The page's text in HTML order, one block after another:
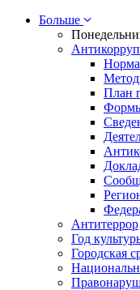
Больше
План
Антитеррор
Год
Городская